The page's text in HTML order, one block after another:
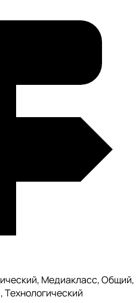
Медиакласс, Общий,